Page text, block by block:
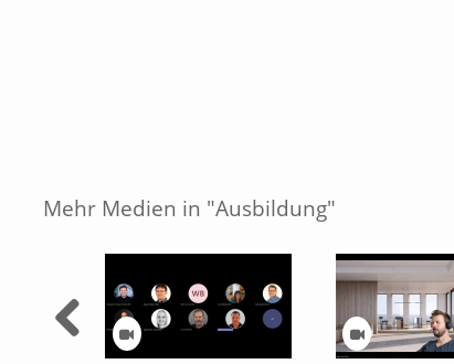
Mehr Medien in "Ausbildung"